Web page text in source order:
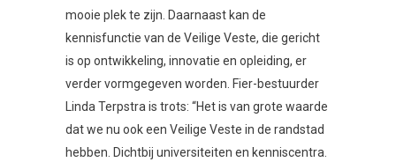
mooie plek te zijn. Daarnaast kan de
kennisfunctie van de Veilige Veste, die gericht
is op ontwikkeling, innovatie en opleiding, er
verder vormgegeven worden. Fier-bestuurder
Linda Terpstra is trots: “Het is van grote waarde
dat we nu ook een Veilige Veste in de randstad
hebben. Dichtbij universiteiten en kenniscentra.